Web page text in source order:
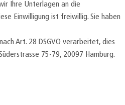
Ihre Unterlagen an die
Einwilligung ist freiwillig. Sie haben
Art. 28 DSGVO verarbeitet, dies
75-79, 20097 Hamburg.